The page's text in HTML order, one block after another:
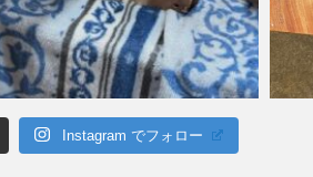
Instagram でフォロー